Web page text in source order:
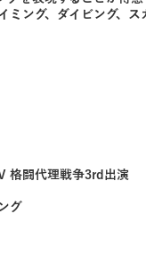
ング、ダイビング、
格闘代理戦争3rd出演
グ